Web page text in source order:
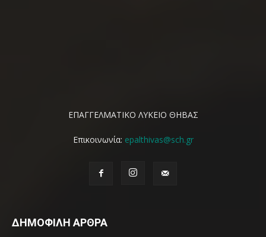
ΕΠΑΓΓΕΛΜΑΤΙΚΟ ΛΥΚΕΙΟ ΘΗΒΑΣ
Επικοινωνία: epalthivas@sch.gr
ΔΗΜΟΦΙΛΗ ΑΡΘΡΑ